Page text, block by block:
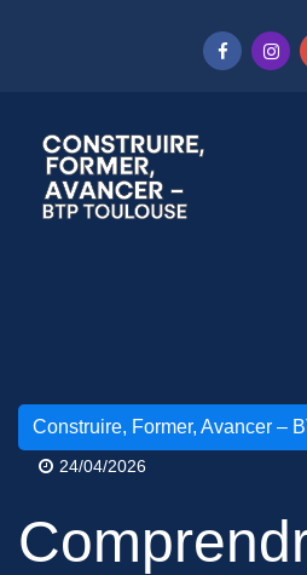
Construire, Former, Avancer –
24/04/2026